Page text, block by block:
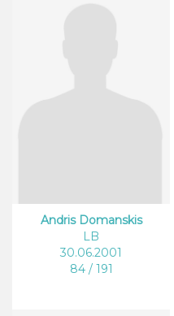
Andris Domanskis
LB
30.06.2001
84 / 191